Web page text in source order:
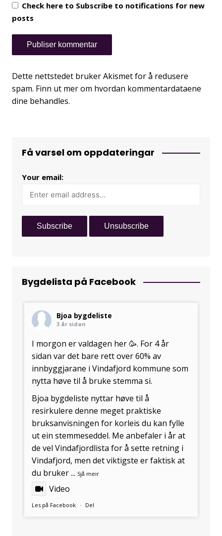
Check here to Subscribe to notifications for new
posts
Dette nettstedet bruker Akismet for å redusere
spam. Finn ut mer om hvordan kommentardataene
dine behandles.
Få varsel om oppdateringar
Your email:
Bygdelista på Facebook
Bjoa bygdeliste
3 år sidan
I morgon er valdagen her 🥳. For 4 år
sidan var det bare rett over 60% av
innbyggjarane i Vindafjord kommune som
nytta høve til å bruke stemma si.
Bjoa bygdeliste nyttar høve til å
resirkulere denne meget praktiske
bruksanvisningen for korleis du kan fylle
ut ein stemmeseddel. Me anbefaler i år at
de vel Vindafjordlista for å sette retning i
Vindafjord, men det viktigste er faktisk at
du bruker... Sjå meir
Video
Les på Facebook · Del